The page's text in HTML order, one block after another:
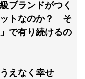
ブランドがつく
ットなのか？ そ
で有り続けるの
えなく幸せ